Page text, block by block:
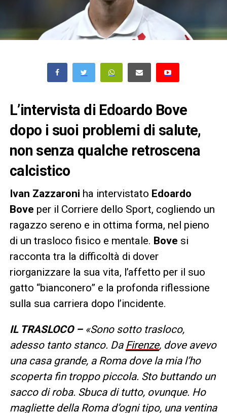
L’intervista di Edoardo Bove
dopo i suoi problemi di salute,
non senza qualche retroscena
calcistico
Ivan Zazzaroni ha intervistato Edoardo
Bove per il Corriere dello Sport, cogliendo un
ragazzo sereno e in ottima forma, nel pieno
di un trasloco fisico e mentale. Bove si
racconta tra la difficoltà di dover
riorganizzare la sua vita, l’affetto per il suo
gatto “bianconero” e la profonda riflessione
sulla sua carriera dopo l’incidente.
IL TRASLOCO –«Sono sotto trasloco,
adesso tanto stanco. Da Firenze, dove avevo
una casa grande, a Roma dove la mia l’ho
scoperta fin troppo piccola. Sto buttando un
sacco di roba. Sbuca di tutto, ovunque. Ho
magliette della Roma d’ogni tipo, una ventina